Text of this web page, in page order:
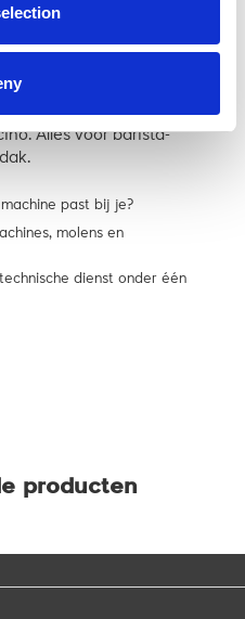
‘m in de
we je uitgebreid
het genot van een
Alles voor barista-
past bij je?
molens en
dienst onder één
producten